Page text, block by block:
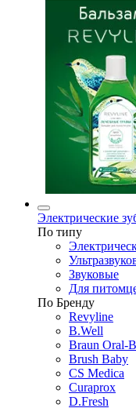
Электрические
По типу
Звуковые
Для
По Бренду
Revyline
B.Well
Braun Oral-B
Brush Baby
CS Medica
Curaprox
D.Fresh